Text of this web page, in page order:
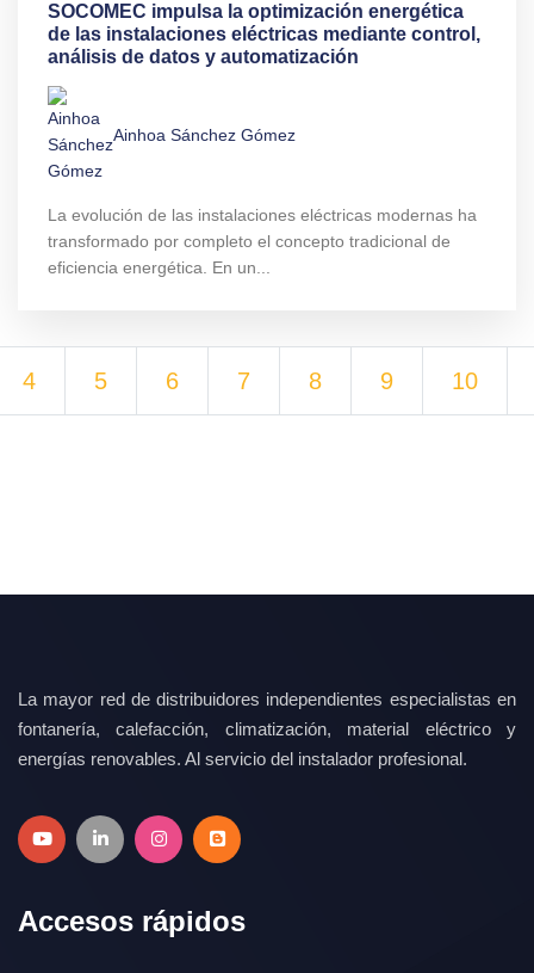
SOCOMEC impulsa la optimización energética
de las instalaciones eléctricas mediante control,
análisis de datos y automatización
Ainhoa Sánchez Gómez
La evolución de las instalaciones eléctricas modernas ha
transformado por completo el concepto tradicional de
eficiencia energética. En un...
4 5 6 7 8 9 10
La mayor red de distribuidores independientes especialistas en
fontanería, calefacción, climatización, material eléctrico y
energías renovables. Al servicio del instalador profesional.
Accesos rápidos